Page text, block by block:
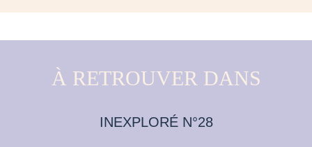
À RETROUVER DANS
INEXPLORÉ N°28